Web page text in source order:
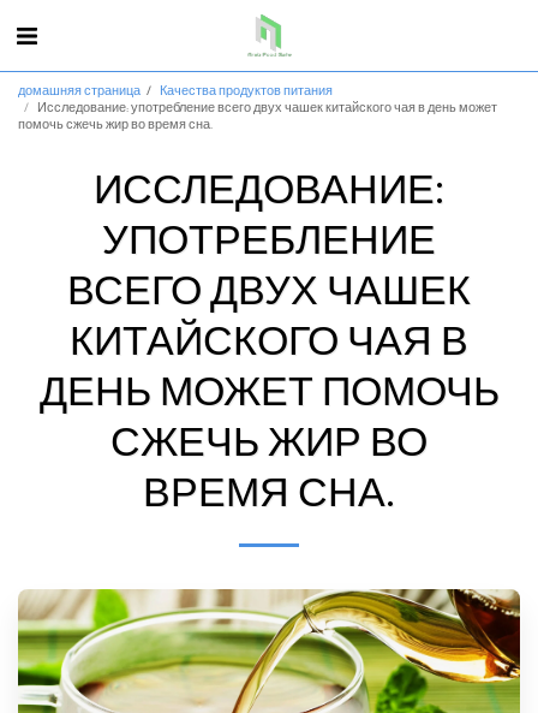
домашняя страница
Качества продуктов питания
Исследование: употребление всего двух чашек китайского чая в день может
помочь сжечь жир во время сна.
ИССЛЕДОВАНИЕ:
УПОТРЕБЛЕНИЕ
ВСЕГО ДВУХ ЧАШЕК
КИТАЙСКОГО ЧАЯ В
ДЕНЬ МОЖЕТ ПОМОЧЬ
СЖЕЧЬ ЖИР ВО
ВРЕМЯ СНА.